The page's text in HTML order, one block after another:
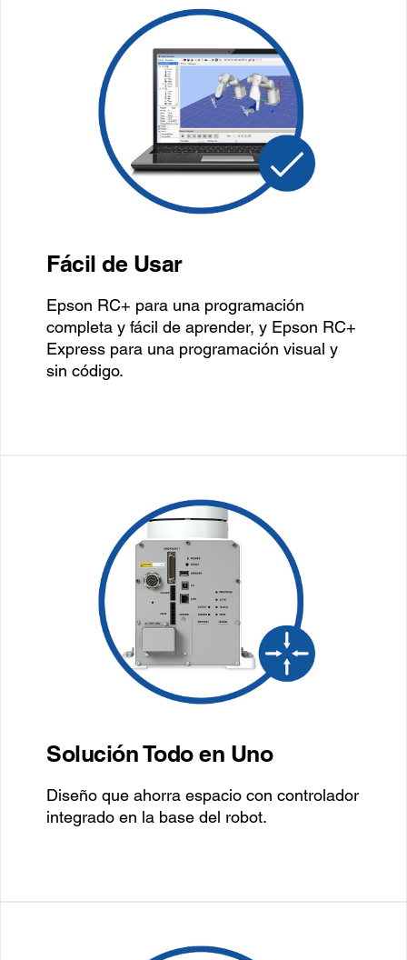
Fácil de Usar
Epson RC+ para una programación
completa y fácil de aprender, y Epson RC+
Express para una programación visual y
sin código.
Solución Todo en Uno
Diseño que ahorra espacio con controlador
integrado en la base del robot.